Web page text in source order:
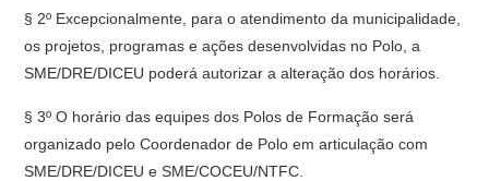
§ 2º Excepcionalmente, para o atendimento da municipalidade,
os projetos, programas e ações desenvolvidas no Polo, a
SME/DRE/DICEU poderá autorizar a alteração dos horários.
§ 3º O horário das equipes dos Polos de Formação será
organizado pelo Coordenador de Polo em articulação com
SME/DRE/DICEU e SME/COCEU/NTFC.